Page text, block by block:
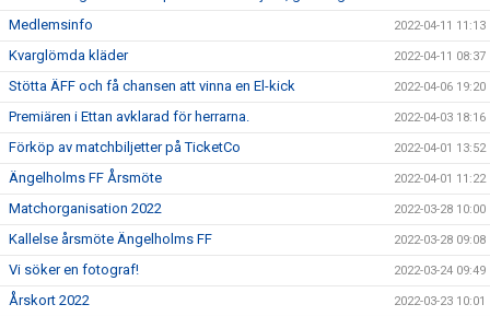
Medlemsinfo 2022-04-11 11:13
Kvarglömda kläder 2022-04-11 08:37
Stötta ÄFF och få chansen att vinna en El-kick 2022-04-06 19:20
Premiären i Ettan avklarad för herrarna. 2022-04-03 18:16
Förköp av matchbiljetter på TicketCo 2022-04-01 13:52
Ängelholms FF Årsmöte 2022-04-01 11:22
Matchorganisation 2022 2022-03-28 10:00
Kallelse årsmöte Ängelholms FF 2022-03-28 09:08
Vi söker en fotograf! 2022-03-24 09:49
Årskort 2022 2022-03-23 10:01